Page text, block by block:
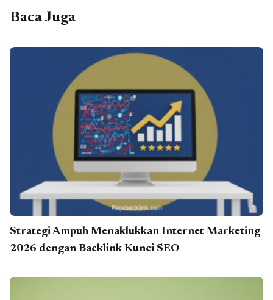
Baca Juga
Strategi Ampuh Menaklukkan Internet Marketing
2026 dengan Backlink Kunci SEO